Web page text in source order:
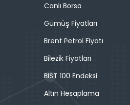
Canlı Borsa
Gümüş Fiyatları
Brent Petrol Fiyatı
Bilezik Fiyatları
BIST 100 Endeksi
Altın Hesaplama